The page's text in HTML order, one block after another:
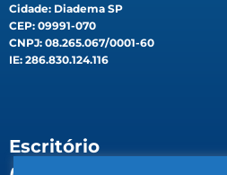
Cidade: Diadema SP
CEP: 09991-070
CNPJ: 08.265.067/0001-60
IE: 286.830.124.116
Escritório